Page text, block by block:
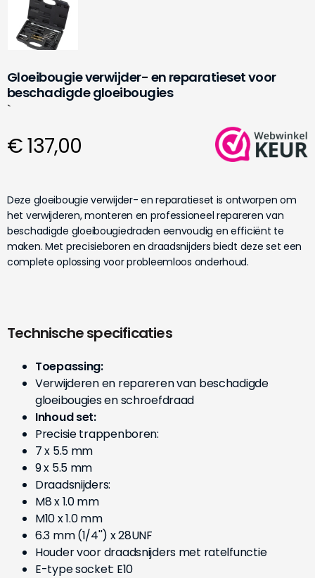
Gloeibougie verwijder- en reparatieset voor
beschadigde gloeibougies
`
€ 137,00
Deze gloeibougie verwijder- en reparatieset is ontworpen om
het verwijderen, monteren en professioneel repareren van
beschadigde gloeibougiedraden eenvoudig en efficiënt te
maken. Met precisieboren en draadsnijders biedt deze set een
complete oplossing voor probleemloos onderhoud.
Technische specificaties
Toepassing:
Verwijderen en repareren van beschadigde
gloeibougies en schroefdraad
Inhoud set:
Precisie trappenboren:
7 x 5.5 mm
9 x 5.5 mm
Draadsnijders:
M8 x 1.0 mm
M10 x 1.0 mm
6.3 mm (1/4'') x 28UNF
Houder voor draadsnijders met ratelfunctie
E-type socket: E10